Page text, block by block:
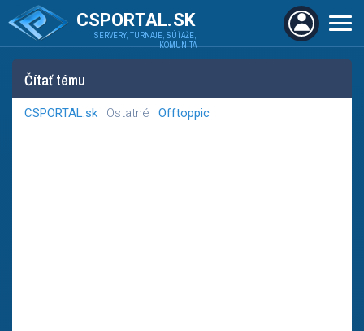
CSPORTAL.SK
SERVERY, TURNAJE, SÚŤAŽE,
KOMUNITA
Čítať tému
CSPORTAL.sk | Ostatné | Offtoppic